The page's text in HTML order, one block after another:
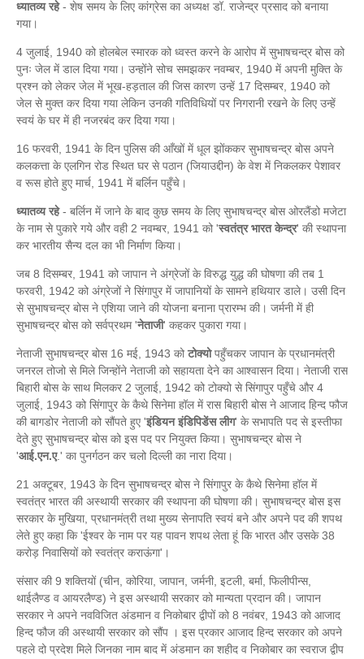
ध्यातव्य रहे- शेष समय के लिए कांग्रेस का अध्यक्ष डॉ. राजेन्द्र प्रसाद को बनाया
गया।
4 जुलाई, 1940 को होलबेल स्मारक को ध्वस्त करने के आरोप में सुभाषचन्द्र बोस को
पुनः जेल में डाल दिया गया। उन्होंने सोच समझकर नवम्बर, 1940 में अपनी मुक्ति के
प्रश्न को लेकर जेल में भूख-हड़ताल की जिस कारण उन्हें 17 दिसम्बर, 1940 को
जेल से मुक्त कर दिया गया लेकिन उनकी गतिविधियों पर निगरानी रखने के लिए उन्हें
स्वयं के घर में ही नजरबंद कर दिया गया।
16 फरवरी, 1941 के दिन पुलिस की आँखों में धूल झोंककर सुभाषचन्द्र बोस अपने
कलकत्ता के एलगिन रोड स्थित घर से पठान (जियाउद्दीन) के वेश में निकलकर पेशावर
व रूस होते हुए मार्च, 1941 में बर्लिन पहुँचे।
ध्यातव्य रहे- बर्लिन में जाने के बाद कुछ समय के लिए सुभाषचन्द्र बोस ओरलैंडो मजेटा
के नाम से पुकारे गये और वही 2 नवम्बर, 1941 को 'स्वतंत्र भारत केन्द्र' की स्थापना
कर भारतीय सैन्य दल का भी निर्माण किया।
जब 8 दिसम्बर, 1941 को जापान ने अंग्रेजों के विरुद्ध युद्ध की घोषणा की तब 1
फरवरी, 1942 को अंग्रेजों ने सिंगापुर में जापानियों के सामने हथियार डाले। उसी दिन
से सुभाषचन्द्र बोस ने एशिया जाने की योजना बनाना प्रारम्भ की। जर्मनी में ही
सुभाषचन्द्र बोस को सर्वप्रथम 'नेताजी' कहकर पुकारा गया।
नेताजी सुभाषचन्द्र बोस 16 मई, 1943 कोटोक्योपहुँचकर जापान के प्रधानमंत्री
जनरल तोजो से मिले जिन्होंने नेताजी को सहायता देने का आश्वासन दिया। नेताजी रास
बिहारी बोस के साथ मिलकर 2 जुलाई, 1942 को टोक्यो से सिंगापुर पहुँचे और 4
जुलाई, 1943 को सिंगापुर के कैथे सिनेमा हॉल में रास बिहारी बोस ने आजाद हिन्द फौज
की बागडोर नेताजी को सौंपते हुए 'इंडियन इंडिपिडेंस लीग' के सभापति पद से इस्तीफा
देते हुए सुभाषचन्द्र बोस को इस पद पर नियुक्त किया। सुभाषचन्द्र बोस ने
'आई.एन.ए.' का पुनर्गठन कर चलो दिल्ली का नारा दिया।
21 अक्टूबर, 1943 के दिन सुभाषचन्द्र बोस ने सिंगापुर के कैथे सिनेमा हॉल में
स्वतंत्र भारत की अस्थायी सरकार की स्थापना की घोषणा की। सुभाषचन्द्र बोस इस
सरकार के मुखिया, प्रधानमंत्री तथा मुख्य सेनापति स्वयं बने और अपने पद की शपथ
लेते हुए कहा कि 'ईश्वर के नाम पर यह पावन शपथ लेता हूं कि भारत और उसके 38
करोड़ निवासियों को स्वतंत्र कराऊंगा'।
संसार की 9 शक्तियों (चीन, कोरिया, जापान, जर्मनी, इटली, बर्मा, फिलीपीन्स,
थाईलैण्ड व आयरलैण्ड) ने इस अस्थायी सरकार को मान्यता प्रदान की। जापान
सरकार ने अपने नवविजित अंडमान व निकोबार द्वीपों को 8 नवंबर, 1943 को आजाद
हिन्द फौज की अस्थायी सरकार को सौंप । इस प्रकार आजाद हिन्द सरकार को अपने
पहले दो प्रदेश मिले जिनका नाम बाद में अंडमान का शहीद व निकोबार का स्वराज द्वीप